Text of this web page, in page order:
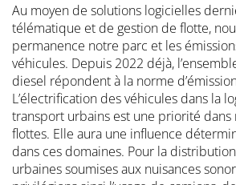
Au moyen de solutions logicielles
télématique et de gestion de flotte,
permanence notre parc et les
véhicules. Depuis 2022 déjà,
diesel répondent à la norme
L’électrification des véhicules dans la
transport urbains est une priorité dans
flottes. Elle aura une influence
dans ces domaines. Pour la
urbaines soumises aux nuisances